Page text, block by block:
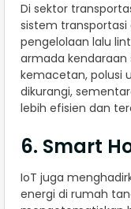
Di sektor
sistem transportasi
pengelolaan lalu
armada kendaraan
kemacetan, polusi
dikurangi,
lebih efisien dan
6. Smart
IoT juga
energi di rumah